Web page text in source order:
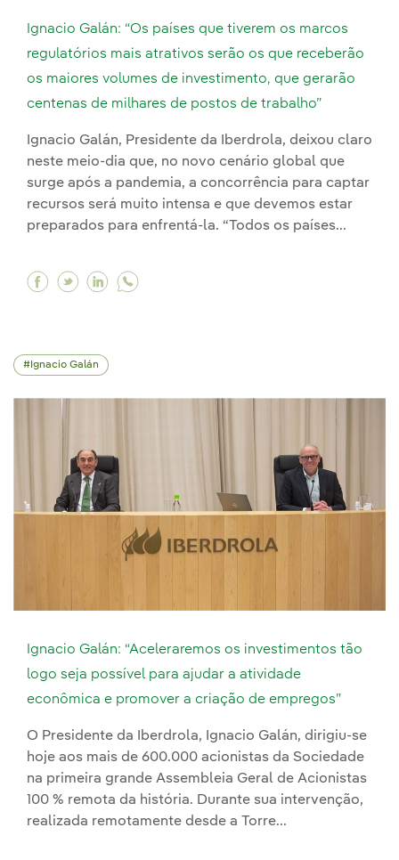
Ignacio Galán: “Os países que tiverem os marcos
regulatórios mais atrativos serão os que receberão
os maiores volumes de investimento, que gerarão
centenas de milhares de postos de trabalho”
Ignacio Galán, Presidente da Iberdrola, deixou claro
neste meio-dia que, no novo cenário global que
surge após a pandemia, a concorrência para captar
recursos será muito intensa e que devemos estar
preparados para enfrentá-la. “Todos os países...
Facebook Ignacio Galán: “Os países que
Twitter Ignacio Galán: “Os países que
Linkedin Ignacio Galán: “Os países
Ignacio Galán
Ignacio Galán: “Aceleraremos os investimentos tão
logo seja possível para ajudar a atividade
econômica e promover a criação de empregos”
O Presidente da Iberdrola, Ignacio Galán, dirigiu-se
hoje aos mais de 600.000 acionistas da Sociedade
na primeira grande Assembleia Geral de Acionistas
100 % remota da história. Durante sua intervenção,
realizada remotamente desde a Torre...